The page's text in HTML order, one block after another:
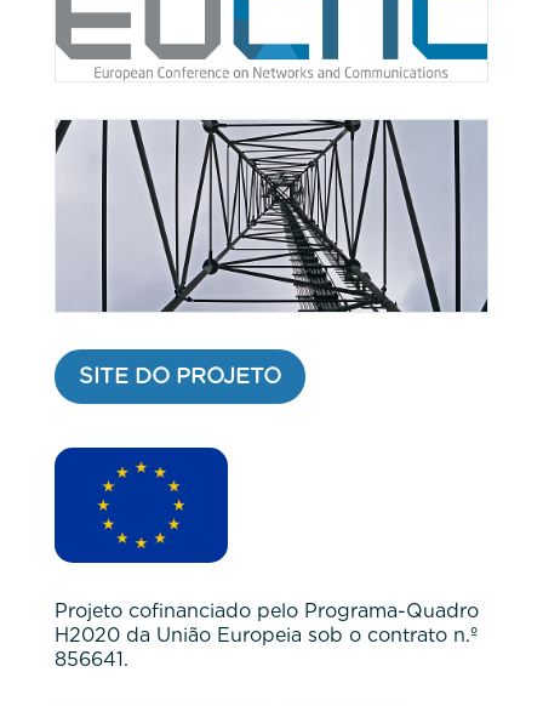
SITE DO PROJETO
Projeto cofinanciado pelo Programa-Quadro
H2020 da União Europeia sob o contrato n.º
856641.